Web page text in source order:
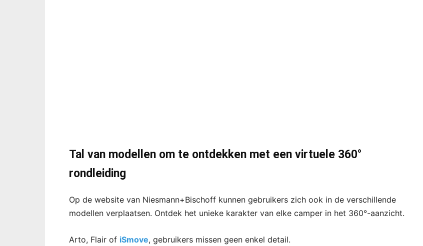
Tal van modellen om te ontdekken met een virtuele 360°
rondleiding
Op de website van Niesmann+Bischoff kunnen gebruikers zich ook in de verschillende
modellen verplaatsen. Ontdek het unieke karakter van elke camper in het 360°-aanzicht.
Arto, Flair of iSmove, gebruikers missen geen enkel detail.